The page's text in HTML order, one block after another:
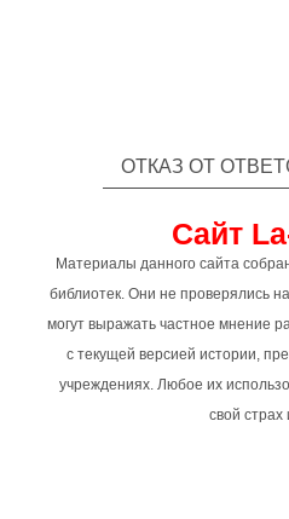
ОТКАЗ ОТ
Сайт
Материалы данного сайта
библиотек. Они не проверялись
могут выражать частное мнение
с текущей версией истории,
учреждениях. Любое их
свой страх